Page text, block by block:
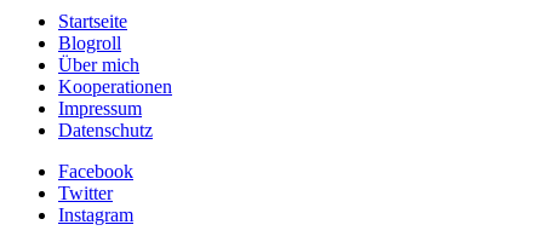
Startseite
Blogroll
Über mich
Kooperationen
Impressum
Datenschutz
Facebook
Twitter
Instagram